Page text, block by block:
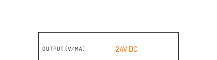
OUTPUT (V/MA) 24V DC